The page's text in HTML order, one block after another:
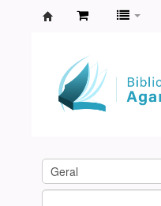
Agamenon
Magalhães